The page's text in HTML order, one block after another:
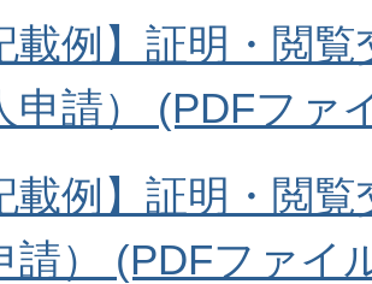
載例】証明・閲
申請） (PDFファ
載例】証明・閲
請） (PDFファイ